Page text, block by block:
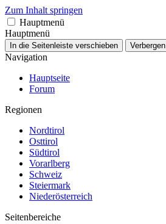
Zum Inhalt springen
Hauptmenü
Hauptmenü
In die Seitenleiste verschieben Verbergen
Navigation
Hauptseite
Forum
Regionen
Nordtirol
Osttirol
Südtirol
Vorarlberg
Schweiz
Steiermark
Niederösterreich
Seitenbereiche